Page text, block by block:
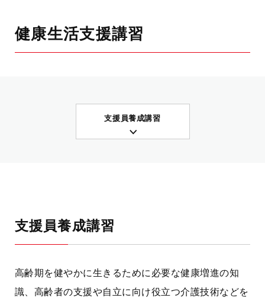
健康生活支援講習
支援員養成講習
支援員養成講習
高齢期を健やかに生きるために必要な健康増進の知
識、高齢者の支援や自立に向け役立つ介護技術などを